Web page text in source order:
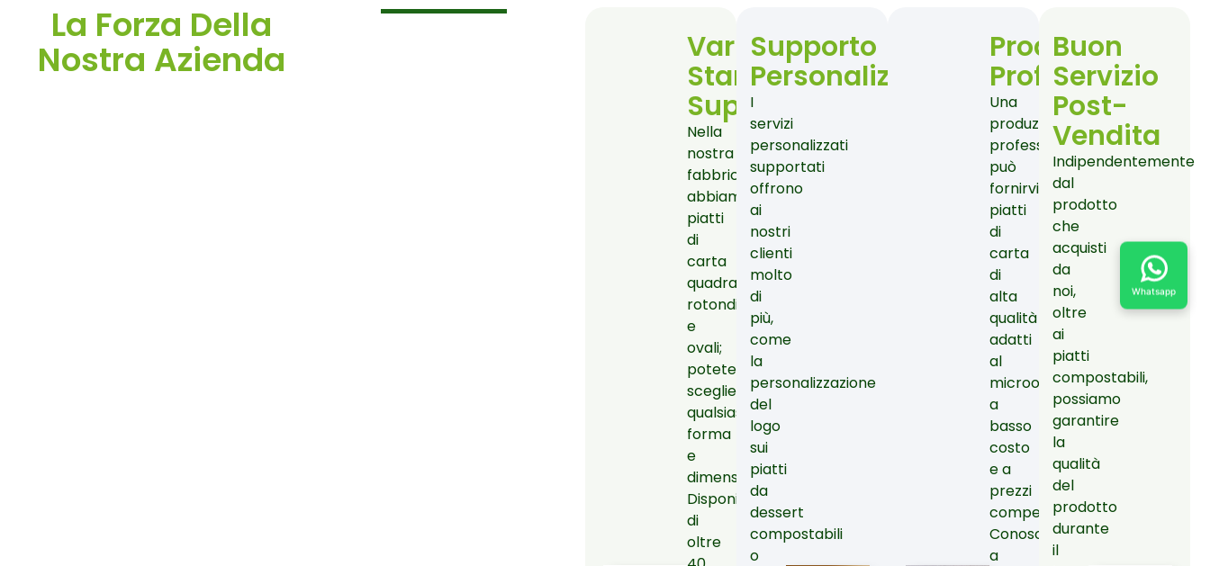
La Forza Della
Nostra Azienda Vari
Stampi
Supportati
Nella
nostra
fabbrica
abbiamo
piatti
di
carta
quadrati,
rotondi
e
ovali;
potete
scegliere
qualsiasi
forma
e
dimensione.
Disponiamo
di
oltre
Supporto
Personalizzato
I
servizi
personalizzati
supportati
offrono
ai
nostri
clienti
molto
di
più,
come
la
personalizzazione
del
logo
sui
piatti
da
dessert
compostabili
o
Produzione
Professionale
Una
produzione
professionale
può
fornirvi
piatti
di
carta
di
alta
qualità
adatti
al
microonde,
a
basso
costo
e a
prezzi
competitivi.
Conosciamo
a
Buon
Servizio
Post-
Vendita
Indipendentemente
dal
prodotto
che
acquisti
da
noi,
oltre
ai
piatti
compostabili,
possiamo
garantire
la
qualità
del
prodotto
durante
il
Whatsapp